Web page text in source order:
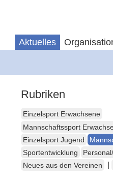
Aktuelles
Rubriken
Einzelsport Erwachsene
Mannschaftssport
Einzelsport Jugend
Sportentwicklung
Neues aus den Vereinen